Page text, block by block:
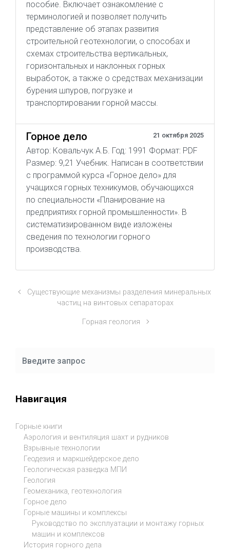
пособие. Включает ознакомление с
терминологией и позволяет получить
представление об этапах развития
строительной геотехнологии, о способах и
схемах строительства вертикальных,
горизонтальных и наклонных горных
выработок, а также о средствах механизации
бурения шпуров, погрузке и
транспортировании горной массы.
Горное дело 21 октября 2025
Автор: Ковальчук А.Б. Год: 1991 Формат: PDF
Размер: 9,21 Учебник. Написан в соответствии
с программой курса «Горное дело» для
учащихся горных техникумов, обучающихся
по специальности «Планирование на
предприятиях горной промышленности». В
систематизированном виде изложены
сведения по технологии горного
производства.
Существующие механизмы разделения минеральных
частиц на винтовых сепараторах
Горная геология
Навигация
Горные книги
Аэрология и вентиляция шахт и рудников
Взрывные технологии
Геодезия и маркшейдерское дело
Геологическая разведка МПИ
Геология
Геомеханика, геотехнология
Горное дело
Горные машины и комплексы
Руководство по эксплуатации и монтажу горных
машин и комплексов
История горного дела